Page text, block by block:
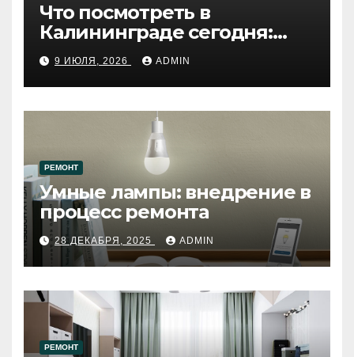
Что посмотреть в
Калининграде сегодня:
путеводитель по самому
западному городу России
9 ИЮЛЯ, 2026 ADMIN
РЕМОНТ
Умные лампы: внедрение в
процесс ремонта
28 ДЕКАБРЯ, 2025 ADMIN
РЕМОНТ